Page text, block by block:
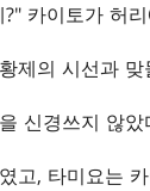
카이토가 허
제의 시선과
신경쓰지 않
고, 타미요는